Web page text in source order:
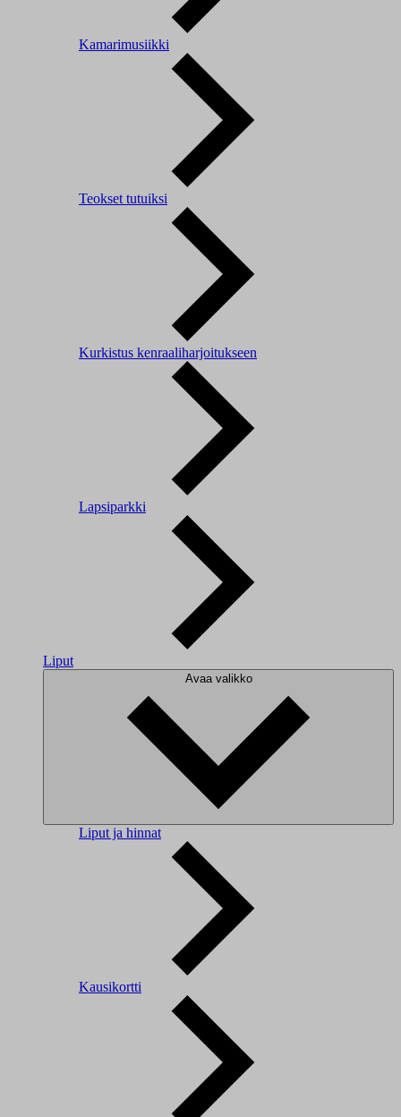
Kamarimusiikki
Teokset tutuiksi
Kurkistus kenraaliharjoitukseen
Lapsiparkki
Liput
Avaa valikko
Liput ja hinnat
Kausikortti